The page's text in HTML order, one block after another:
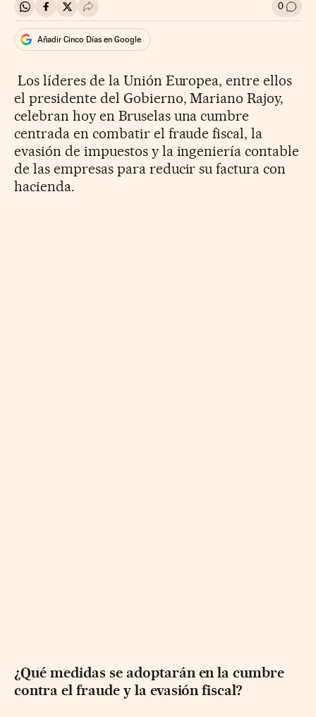
Compartir en Whatsapp
Compartir en Facebook
Compartir en Twitter
Desplegar Redes Sociales 0 Ir a
Añadir Cinco Días en Google
Los líderes de la Unión Europea, entre ellos
el presidente del Gobierno, Mariano Rajoy,
celebran hoy en Bruselas una cumbre
centrada en combatir el fraude fiscal, la
evasión de impuestos y la ingeniería contable
de las empresas para reducir su factura con
hacienda.
¿Qué medidas se adoptarán en la cumbre
contra el fraude y la evasión fiscal?